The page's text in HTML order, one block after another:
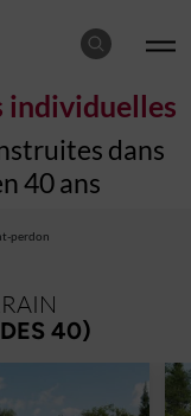
individuelles
dans
40 ans
perdon
40)